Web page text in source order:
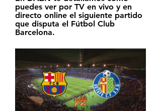
puedes ver por TV en vivo y en
directo online el siguiente partido
que disputa el Fútbol Club
Barcelona.